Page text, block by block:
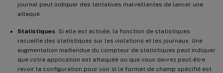
journal peut indiquer des tentatives malveillantes de lancer une
attaque.
Statistiques . Si elle est activée, la fonction de statistiques
recueille des statistiques sur les violations et les journaux. Une
augmentation inattendue du compteur de statistiques peut indiquer
que votre application est attaquée ou que vous devrez peut-être
revoir la configuration pour voir si le format de champ spécifié est